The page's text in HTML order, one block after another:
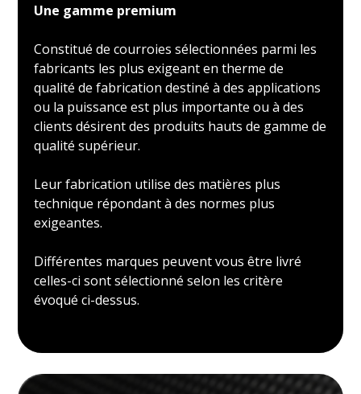
Une gamme premium
Constitué de courroies sélectionnées parmi les
fabricants les plus exigeant en therme de
qualité de fabrication destiné à des applications
ou la puissance est plus importante ou à des
clients désirent des produits hauts de gamme de
qualité supérieur.
Leur fabrication utilise des matières plus
technique répondant à des normes plus
exigeantes.
Différentes marques peuvent vous être livré
celles-ci sont sélectionné selon les critère
évoqué ci-dessus.